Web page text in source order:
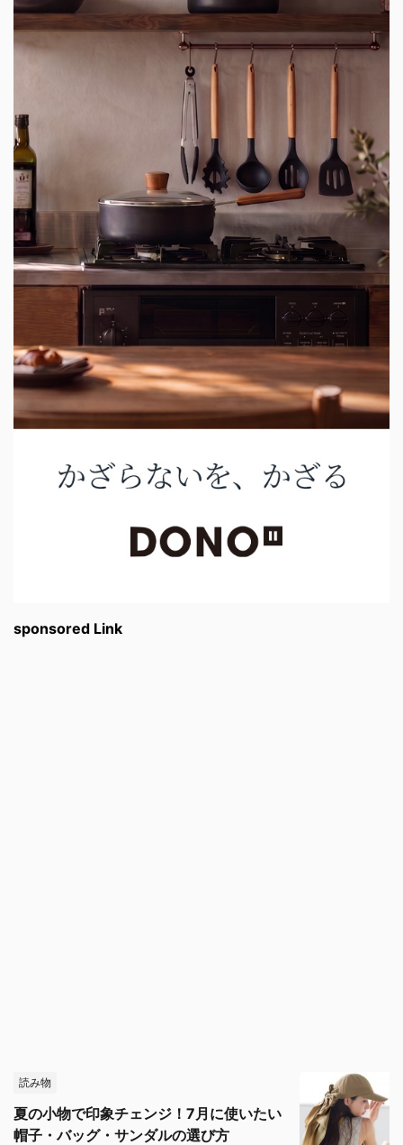
sponsored Link
読み物
夏の小物で印象チェンジ！7月に使いたい
帽子・バッグ・サンダルの選び方